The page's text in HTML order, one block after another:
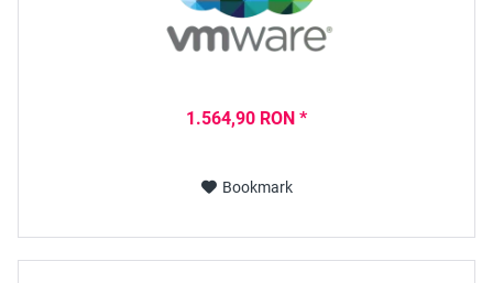
1.564,90 RON *
Bookmark